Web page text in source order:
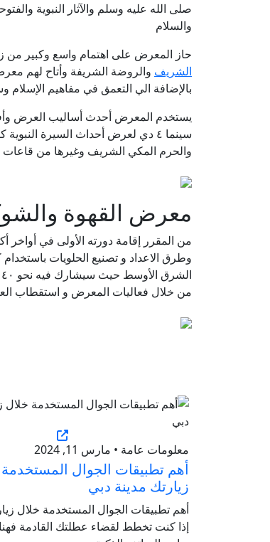
صلى الله عليه وسلم والآثار النبوية
والسلام
حاز المعرض على اهتمام واسع وكبير من
الشريف والروضة الشريفة وأتاح لهم
بالإضافة الي التعمق في مفاهيم الإسلام
يستخدم المعرض أحدث أساليب العرض
سينما ٤ دي لعرض أحداث السيرة
والحرم المكي الشريف وغيرها من قاعات
معرض القهوة
وطرق الاعداد و تصنيع الحلويات
من خلال فعاليات المعرض و استقطاب
معلومات عامة • مارس 11, 2024
أهم تطبيقات الجوال
زيارتك مدينة دبي
أهم تطبيقات الجوال المستخدمة خلال
إذا كنت تخطط لقضاء عطلتك القادمة